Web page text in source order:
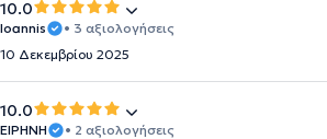
10.0
Ioannis
• 3 αξιολογήσεις
10 Δεκεμβρίου 2025
10.0
ΕΙΡΗΝΗ
• 2 αξιολογήσεις